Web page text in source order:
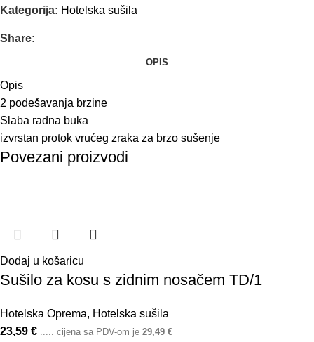
Kategorija: Hotelska sušila
Share:
OPIS
Opis
2 podešavanja brzine
Slaba radna buka
izvrstan protok vrućeg zraka za brzo sušenje
Povezani proizvodi
Dodaj u košaricu
Sušilo za kosu s zidnim nosačem TD/1
Hotelska Oprema, Hotelska sušila
23,59 € ..... cijena sa PDV-om je 29,49 €